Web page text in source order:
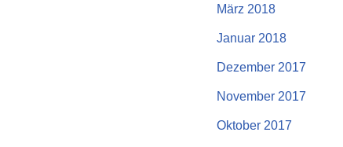
März 2018
Januar 2018
Dezember 2017
November 2017
Oktober 2017